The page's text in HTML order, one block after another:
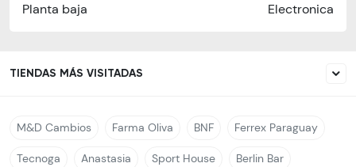
Planta baja Electronica
TIENDAS MÁS VISITADAS
M&D Cambios Farma Oliva BNF Ferrex Paraguay
Tecnoga Anastasia Sport House Berlin Bar